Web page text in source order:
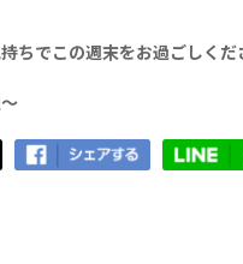
ちでこの週末をお過ごしくだ